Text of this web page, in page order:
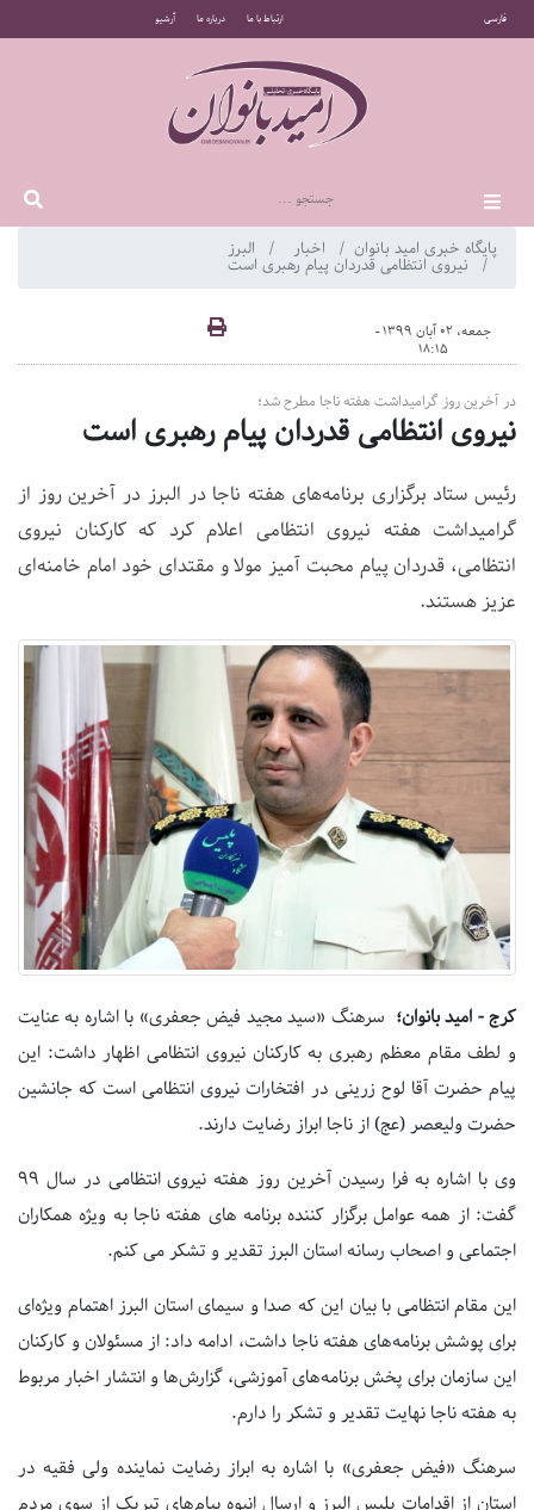
فارسی ارتباط با ما درباره ما آرشیو
پایگاه خبری امید بانوان اخبار البرز
نیروی انتظامی قدردان پیام رهبری است
جمعه، 02 آبان 1399 -
18:15
در آخرین روز گرامیداشت هفته ناجا مطرح شد؛
نیروی انتظامی قدردان پیام رهبری است
رئیس ستاد برگزاری برنامه‌های هفته ناجا در البرز در آخرین روز از
گرامیداشت هفته نیروی انتظامی اعلام کرد که کارکنان نیروی
انتظامی، قدردان پیام محبت آمیز مولا و مقتدای خود امام خامنه‌ای
عزیز هستند.
کرج - امید بانوان؛ سرهنگ «سید مجید فیض جعفری» با اشاره به عنایت
و لطف مقام معظم رهبری به کارکنان نیروی انتظامی اظهار داشت: این
پیام حضرت آقا لوح زرینی در افتخارات نیروی انتظامی است که جانشین
حضرت ولیعصر (عج) از ناجا ابراز رضایت دارند.
وی با اشاره به فرا رسیدن آخرین روز هفته نیروی انتظامی در سال 99
گفت: از همه عوامل برگزار کننده برنامه های هفته ناجا به ویژه همکاران
اجتماعی و اصحاب رسانه استان البرز تقدیر و تشکر می کنم.
این مقام انتظامی با بیان این که صدا و سیمای استان البرز اهتمام ویژه‌ای
برای پوشش برنامه‌های هفته ناجا داشت، ادامه داد: از مسئولان و کارکنان
این سازمان برای پخش برنامه‌های آموزشی، گزارش‌ها و انتشار اخبار مربوط
به هفته ناجا نهایت تقدیر و تشکر را دارم.
سرهنگ «فیض جعفری» با اشاره به ابراز رضایت نماینده ولی فقیه در